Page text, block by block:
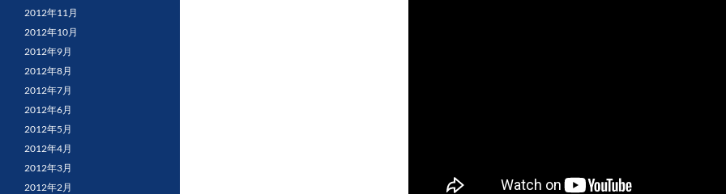
2012年11月
2012年10月
2012年9月
2012年8月
2012年7月
2012年6月
2012年5月
2012年4月
2012年3月
2012年2月